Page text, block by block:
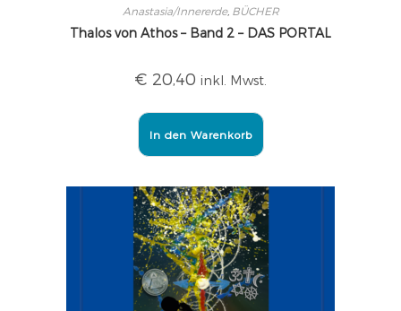
Anastasia/Innererde, BÜCHER
Thalos von Athos – Band 2 – DAS PORTAL
€ 20,40 inkl. Mwst.
In den Warenkorb